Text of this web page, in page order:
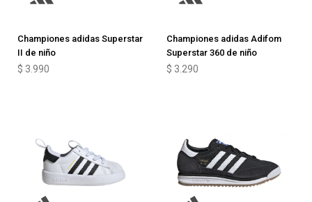
Championes adidas Superstar
II de niño
$ 3.990
Championes adidas Adifom
Superstar 360 de niño
$ 3.290